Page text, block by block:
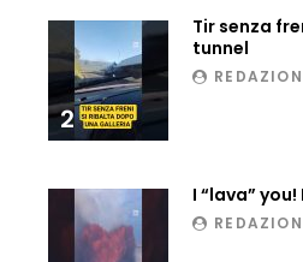
Tir bloccato sul
treno lo distrugge
Parco
all’improvviso
2
Tir senza
tunnel
I “lava”